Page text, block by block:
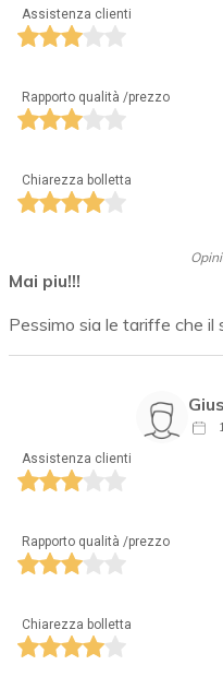
Assistenza clienti
Rapporto qualità /prezzo
Chiarezza bolletta
Mai piu!!!
Pessimo sia le tariffe che il
Assistenza clienti
Rapporto qualità /prezzo
Chiarezza bolletta